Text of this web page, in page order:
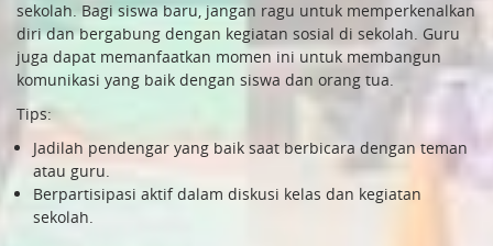
sekolah. Bagi siswa baru, jangan ragu untuk memperkenalkan
diri dan bergabung dengan kegiatan sosial di sekolah. Guru
juga dapat memanfaatkan momen ini untuk membangun
komunikasi yang baik dengan siswa dan orang tua.
Tips:
Jadilah pendengar yang baik saat berbicara dengan teman
atau guru.
Berpartisipasi aktif dalam diskusi kelas dan kegiatan
sekolah.